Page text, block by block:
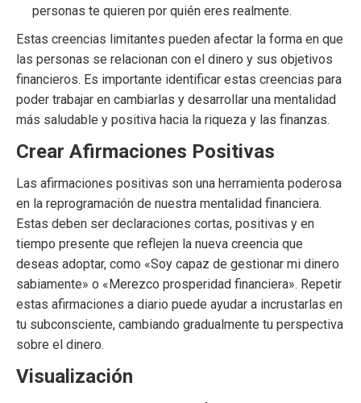
personas te quieren por quién eres realmente.
Estas creencias limitantes pueden afectar la forma en que
las personas se relacionan con el dinero y sus objetivos
financieros. Es importante identificar estas creencias para
poder trabajar en cambiarlas y desarrollar una mentalidad
más saludable y positiva hacia la riqueza y las finanzas.
Crear Afirmaciones Positivas
Las afirmaciones positivas son una herramienta poderosa
en la reprogramación de nuestra mentalidad financiera.
Estas deben ser declaraciones cortas, positivas y en
tiempo presente que reflejen la nueva creencia que
deseas adoptar, como «Soy capaz de gestionar mi dinero
sabiamente» o «Merezco prosperidad financiera». Repetir
estas afirmaciones a diario puede ayudar a incrustarlas en
tu subconsciente, cambiando gradualmente tu perspectiva
sobre el dinero.
Visualización